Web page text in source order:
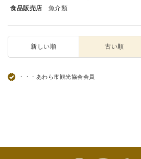
食品販売店
魚介類
新しい順 古い順
・・・あわら市観光協会会員